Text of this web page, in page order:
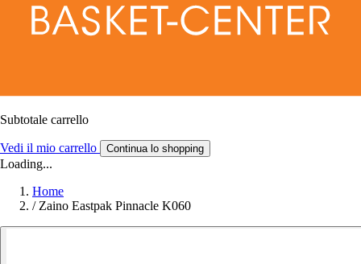
Subtotale carrello
Vedi il mio carrello Continua lo shopping
Loading...
Home
/ Zaino Eastpak Pinnacle K060